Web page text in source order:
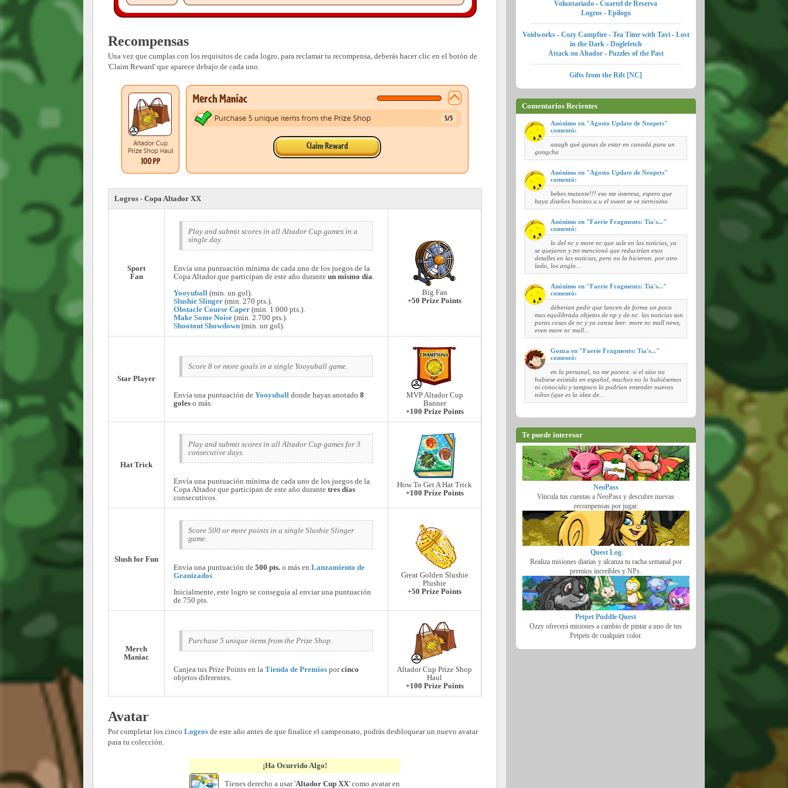
Recompensas
Una vez que cumplas con los requisitos de cada logro, para reclamar tu recompensa, deberás hacer clic en el botón de
'Claim Reward' que aparece debajo de cada uno.
Logros - Copa Altador XX
Sport
Fan
Play and submit scores in all Altador Cup games in a
single day.
Envía una puntuación mínima de cada uno de los juegos de la
Copa Altador que participan de este año duranteun mismo día.
Yooyuball (min. un gol).
Slushie Slinger (min. 270 pts.).
Obstacle Course Caper (min. 1.000 pts.).
Make Some Noise (min. 2.700 pts.).
Shootout Showdown (min. un gol).
Big Fan
+50 Prize Points
Star Player
Score 8 or more goals in a single Yooyuball game.
Envía una puntuación deYooyuball donde hayas anotado 8
goles o más.
MVP Altador Cup
Banner
+100 Prize Points
Hat Trick
Play and submit scores in all Altador Cup games for 3
consecutive days.
Envía una puntuación mínima de cada uno de los juegos de la
Copa Altador que participan de este año durantetres días
consecutivos.
How To Get A Hat Trick
+100 Prize Points
Slush for Fun
Score 500 or more points in a single Slushie Slinger
game.
Envía una puntuación de500 pts. o más enLanzamiento de
Granizados.
Inicialmente, este logro se conseguía al enviar una puntuación
de 750 pts.
Great Golden Slushie
Plushie
+50 Prize Points
Merch
Maniac
Purchase 5 unique items from the Prize Shop.
Canjea tus Prize Points en laTienda de Premios porcinco
objetos diferentes.
Altador Cup Prize Shop
Haul
+100 Prize Points
Avatar
Por completar los cinco Logros de este año antes de que finalice el campeonato, podrás desbloquear un nuevo avatar
para tu colección.
¡Ha Ocurrido Algo!
Tienes derecho a usar 'Altador Cup XX' como avatar en
Voluntariado -Cuartel de Reserva
Logros- Epílogo
Voidworks- Cozy Campfire - Tea Time with Tavi- Lost
in the Dark- Doglefetch
Attack on Altador- Puzzles of the Past
Gifts from the Rift [NC]
Comentarios Recientes
Anónimo en "Agosto Update de Neopets"
comentó:
aaagh qué ganas de estar en canadá para un
gongcha
Anónimo en "Agosto Update de Neopets"
comentó:
bebes mutante!!! eso me interesa, espero que
haya diseños bonitos u.u el xweet se ve tiernisimo
Anónimo en "Faerie Fragments: Tia's..."
comentó:
lo del nc y more nc que sale en las noticias, ya
se quejaron y tnt mencionó que reducirían esos
detalles en las noticias, pero no lo hicieron. por otro
lado, los anglo...
Anónimo en "Faerie Fragments: Tia's..."
comentó:
deberian pedir que lancen de forma un poco
mas equilibrada objetos de np y de nc. las noticias son
puras cosas de nc y ya cansa leer: more nc mall news,
even more nc mall...
Gonza en "Faerie Fragments: Tia's..."
comentó:
en lo personal, no me parece. si el sitio no
hubiese existido en español, muchos no lo hubiésemos
ni conocido y tampoco lo podrían entender nuevos
niños (que es la idea de...
Te puede interesar
NeoPass
Vincula tus cuentas a NeoPass y descubre nuevas
recompensas por jugar.
Quest Log
Realiza misiones diarias y alcanza tu racha semanal por
premios increíbles y NPs.
Petpet Puddle Quest
Ozzy ofrecerá misiones a cambio de pintar a uno de tus
Petpets de cualquier color.